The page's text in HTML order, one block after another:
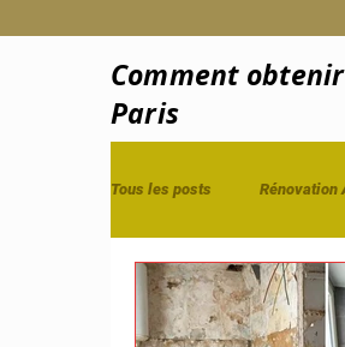
Comment
Paris
Tous les posts Rénovation
Devis travaux